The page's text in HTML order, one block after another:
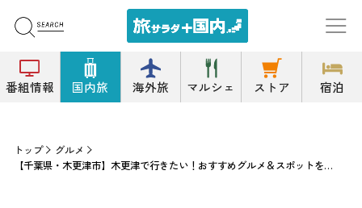
番組情報 国内旅 海外旅 マルシェ ストア 宿泊
トップ
グルメ
【千葉県・木更津市】木更津で行きたい！おすすめグルメ＆スポットをご紹介